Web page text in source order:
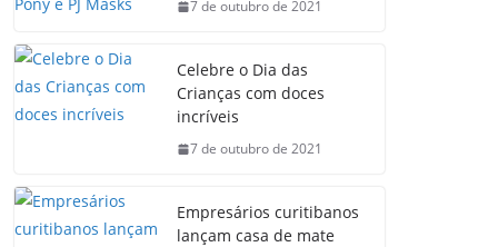
7 de outubro de 2021
Celebre o Dia das
Crianças com doces
incríveis
7 de outubro de 2021
Empresários curitibanos
lançam casa de mate